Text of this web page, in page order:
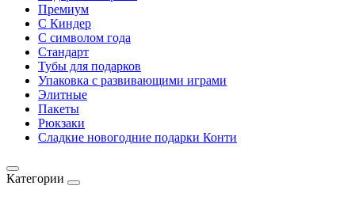
Премиум
С Киндер
С символом года
Стандарт
Тубы для подарков
Упаковка с развивающими играми
Элитные
Пакеты
Рюкзаки
Сладкие новогодние подарки Конти
Категории